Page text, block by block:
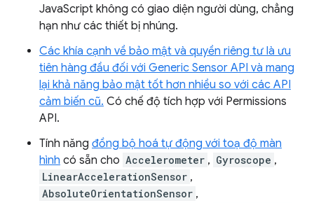
JavaScript không có giao diện người dùng, chẳng
hạn như các thiết bị nhúng.
Các khía cạnh về bảo mật và quyền riêng tư là ưu
tiên hàng đầu đối với Generic Sensor API và mang
lại khả năng bảo mật tốt hơn nhiều so với các API
cảm biến cũ. Có chế độ tích hợp với Permissions
API.
Tính năng đồng bộ hoá tự động với toạ độ màn
hình có sẵn cho Accelerometer , Gyroscope ,
LinearAccelerationSensor ,
AbsoluteOrientationSensor ,